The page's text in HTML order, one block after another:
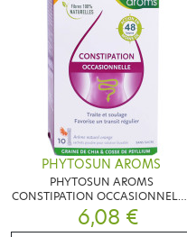
PHYTOSUN AROMS
PHYTOSUN AROMS
CONSTIPATION OCCASIONNELLE
10 SACHETS
6,08 €